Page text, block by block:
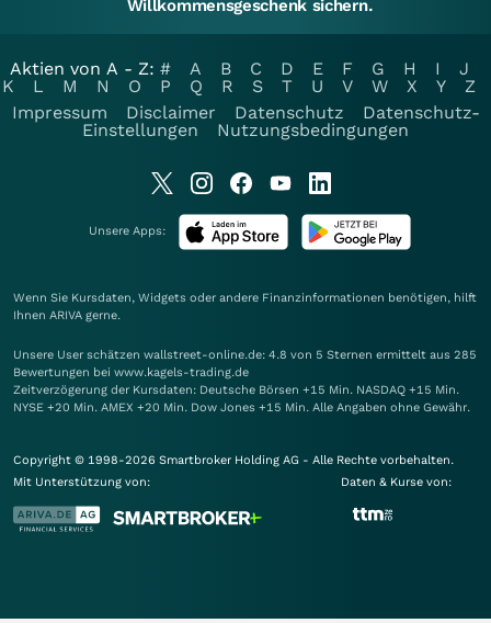
Willkommensgeschenk sichern.
Aktien von A - Z: # A B C D E F G H I
J
K
L M N O P Q R S T U V W X Y
Z
Impressum
Disclaimer Datenschutz
Datenschutz-
Einstellungen
Nutzungsbedingungen
Unsere Apps:
Wenn Sie Kursdaten, Widgets oder andere Finanzinformationen benötigen, hilft
Ihnen ARIVA gerne.
Unsere User schätzen wallstreet-online.de: 4.8 von 5 Sternen ermittelt aus 285
Bewertungen bei www.kagels-trading.de
Zeitverzögerung der Kursdaten: Deutsche Börsen +15 Min. NASDAQ +15 Min.
NYSE +20 Min. AMEX +20 Min. Dow Jones +15 Min. Alle Angaben ohne Gewähr.
Copyright © 1998-2026 Smartbroker Holding AG - Alle Rechte vorbehalten.
Mit Unterstützung von:
Daten & Kurse von: